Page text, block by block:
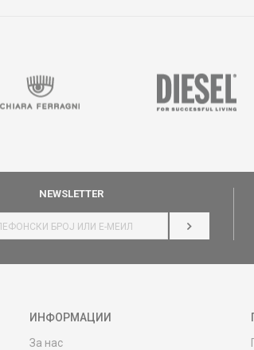
NEWSLETTER
НАЈАВИ СЕ
ИНФОРМАЦИИ
За нас